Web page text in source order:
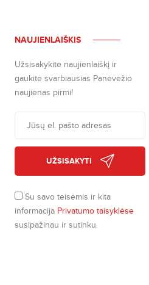
NAUJIENLAIŠKIS
Užsisakykite naujienlaiškį ir
gaukite svarbiausias Panevėžio
naujienas pirmi!
UŽSISAKYTI
Su savo teisėmis ir kita
informacija Privatumo taisyklėse
susipažinau ir sutinku.